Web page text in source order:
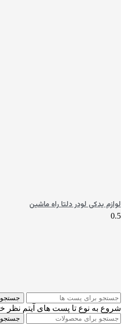
لوازم یدکی لودر دلتا راه ماشین
جستجو
شروع به نوع تا پست های آیتم نظر
جستجو